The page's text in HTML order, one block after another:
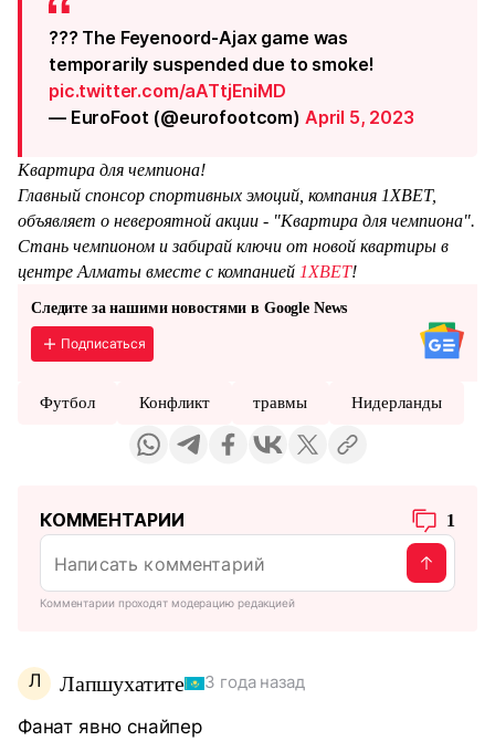
??? The Feyenoord-Ajax game was
temporarily suspended due to smoke!
pic.twitter.com/aATtjEniMD
— EuroFoot (@eurofootcom) April 5, 2023
Квартира для чемпиона!
Главный спонсор спортивных эмоций, компания 1XBET,
объявляет о невероятной акции - "Квартира для чемпиона".
Стань чемпионом и забирай ключи от новой квартиры в
центре Алматы вместе с компанией 1XBET!
Следите за нашими новостями в Google News
Подписаться
Футбол Конфликт травмы Нидерланды
КОММЕНТАРИИ 1
Комментарии проходят модерацию редакцией
Л Лапшухатите 3 года назад
Фанат явно снайпер